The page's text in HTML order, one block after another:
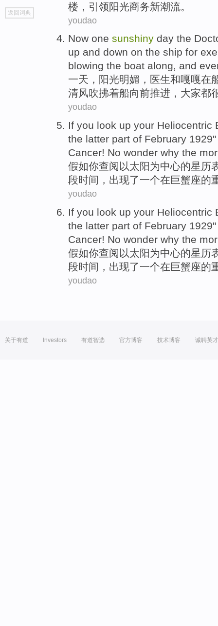
go
top
返回词典
楼 ， 引领阳光商务新潮流 。
youdao
Now one sunshiny day the
up and down on the ship for
blowing the boat along, and
一天 ，阳光明媚 ， 医生和嘎嘎在
清风吹拂着船向前推进， 大家都
youdao
If you look up your Heliocentric
the latter part of February
Cancer! No wonder why the
假如你查阅以太阳为中心的星历
段时间， 出现了一个在巨蟹座的
youdao
If you look up your Heliocentric
the latter part of February
Cancer! No wonder why the
假如你查阅以太阳为中心的星历
段时间， 出现了一个在巨蟹座的
youdao
关于有道 Investors 有道智选 官方博客 技术博客 诚聘英才